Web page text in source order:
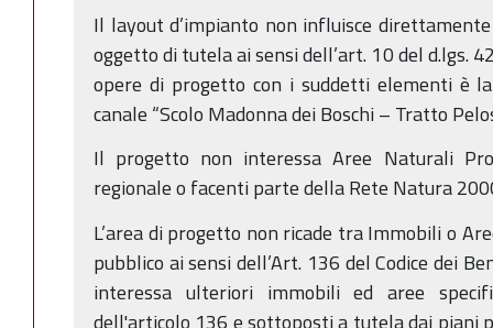
Il layout d’impianto non influisce
oggetto di tutela ai sensi dell’art. 10 del d.lgs.
opere di progetto con i suddetti elementi è
canale “Scolo Madonna dei Boschi – Tratto
Il progetto non interessa Aree Naturali
regionale o facenti parte della Rete Natura
L’area di progetto non ricade tra Immobili o
pubblico ai sensi dell’Art. 136 del Codice dei
interessa ulteriori immobili ed aree
dell'articolo 136 e sottoposti a tutela dai piani